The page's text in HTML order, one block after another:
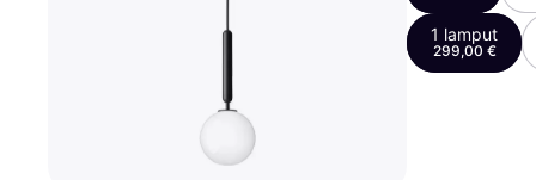
1 lamput
299,00 €